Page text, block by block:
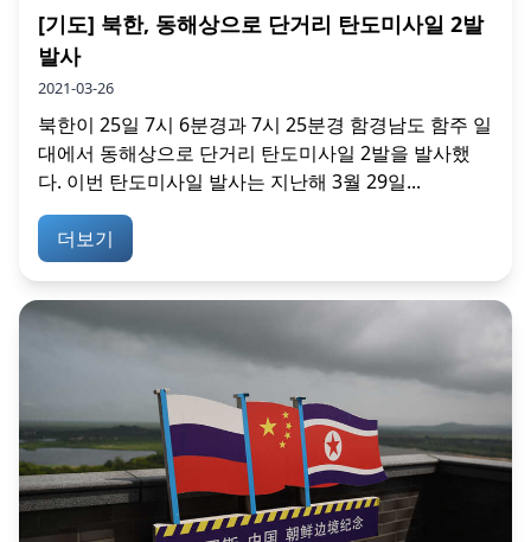
[기도] 북한, 동해상으로 단거리 탄도미사일 2발
발사
2021-03-26
북한이 25일 7시 6분경과 7시 25분경 함경남도 함주 일
대에서 동해상으로 단거리 탄도미사일 2발을 발사했
다. 이번 탄도미사일 발사는 지난해 3월 29일...
더보기